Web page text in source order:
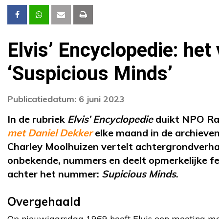
Elvis’ Encyclopedie:
‘Suspicious Minds’
Publicatiedatum: 6 juni 2023
In de rubriek Elvis’ Encyclopedieduikt NPO
met Daniel Dekkerelke maand in de
Charley Moolhuizen vertelt
onbekende, nummers en deelt opmerkelijke
achter het nummer: Supicious Minds.
Overgehaald